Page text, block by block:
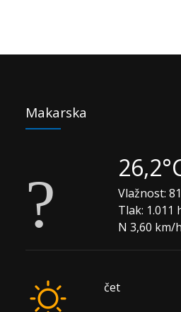
Makarska
Vlažnost:
Tlak: 1.011
N 3,60 km/h
čet